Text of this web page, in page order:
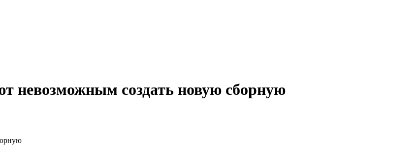
невозможным создать новую сборную